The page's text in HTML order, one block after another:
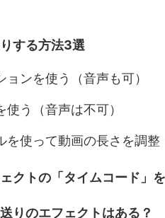
する方法3選
ンを使う（音声も可）
う（音声は不可）
使って動画の長さを調整
クトの「タイムコード」
りのエフェクトはある？